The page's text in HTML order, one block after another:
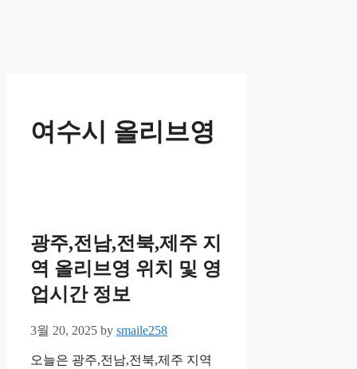
여수시 올리브영
광주,전남,전북,제주 지
역 올리브영 위치 및 영
업시간 정보
3월 20, 2025 by smaile258
오늘은 광주,전남,전북,제주 지역